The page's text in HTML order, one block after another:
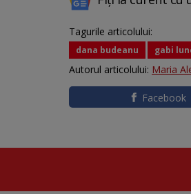
Tagurile articolului:
dana budeanu gabi
Autorul articolului: Maria
Facebook